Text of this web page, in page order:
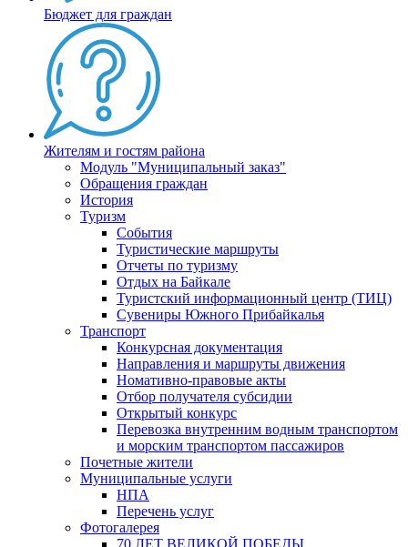
Бюджет для граждан
Жителям и гостям района
Модуль "Муниципальный заказ"
Обращения граждан
История
Туризм
События
Туристические маршруты
Отчеты по туризму
Отдых на Байкале
Туристский информационный центр (ТИЦ)
Сувениры Южного Прибайкалья
Транспорт
Конкурсная документация
Направления и маршруты движения
Номативно-правовые акты
Отбор получателя субсидии
Открытый конкурс
Перевозка внутренним водным транспортом
и морским транспортом пассажиров
Почетные жители
Муниципальные услуги
НПА
Перечень услуг
Фотогалерея
70 ЛЕТ ВЕЛИКОЙ ПОБЕДЫ